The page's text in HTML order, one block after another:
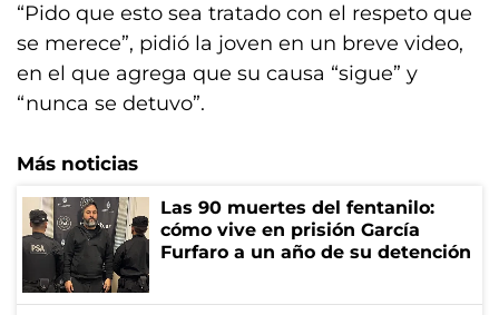
“Pido que esto sea tratado con el respeto que
se merece”, pidió la joven en un breve video,
en el que agrega que su causa “sigue” y
“nunca se detuvo”.
Más noticias
Las 90 muertes del fentanilo:
cómo vive en prisión García
Furfaro a un año de su detención